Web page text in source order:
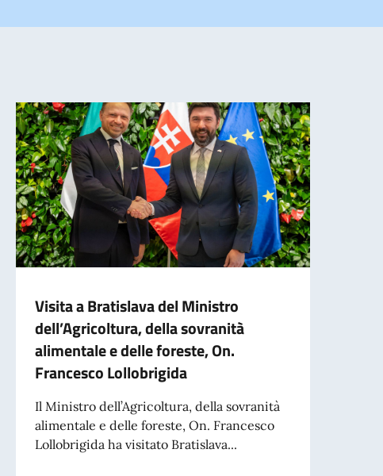
Visita a Bratislava del Ministro
dell’Agricoltura, della sovranità
alimentale e delle foreste, On.
Francesco Lollobrigida
Il Ministro dell’Agricoltura, della sovranità
alimentale e delle foreste, On. Francesco
Lollobrigida ha visitato Bratislava...